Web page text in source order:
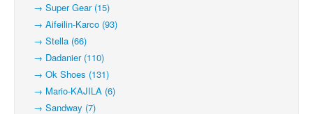
→ Super Gear (15)
→ Aifeilin-Karco (93)
→ Stella (66)
→ Dadanier (110)
→ Ok Shoes (131)
→ Mario-KAJILA (6)
→ Sandway (7)